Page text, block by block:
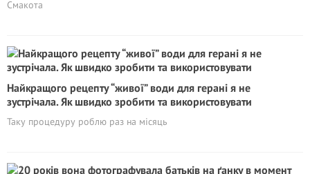
Смакота
Найкращого рецепту “живої” води для герані я не
зустрічала. Як швидко зробити та використовувати
Таку процедуру роблю раз на місяць